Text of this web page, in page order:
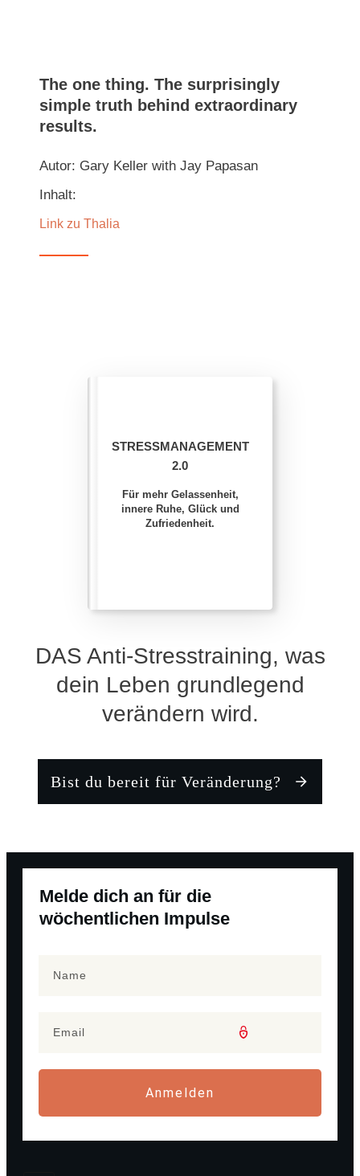
The one thing. The surprisingly
simple truth behind extraordinary
results.
Autor: Gary Keller with Jay Papasan
Inhalt:
Link zu Thalia
DAS Anti-Stresstraining, was
dein Leben grundlegend
verändern wird.
Bist du bereit für Veränderung?
STRESSMANAGEMENT
2.0
Für mehr Gelassenheit,
innere Ruhe, Glück und
Zufriedenheit.
Melde dich an für die
wöchentlichen Impulse
Anmelden